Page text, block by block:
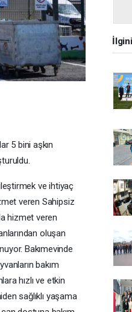
5 bini aşkın
ve ihtiyaç
veren Sahipsiz
hizmet veren
oluşan
Bakımevinde
bakım
hızlı ve etkin
sağlıklı yaşama